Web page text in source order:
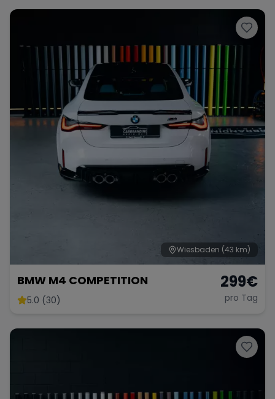
Wiesbaden (43 km)
BMW M4 COMPETITION
5.0 (30)
299€
pro Tag